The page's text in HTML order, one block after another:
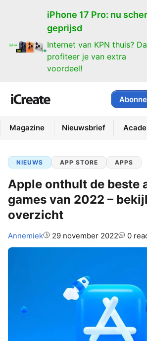
iPhone 17 Pro: nu
geprijsd
Internet van KPN thuis?
profiteer je van extra
voordeel!
Magazine Nieuwsbrief
NIEUWS APP STORE APPS
Apple onthult de beste
games van 2022 –
overzicht
Auteur:
Annemiek 29 november 2022 0